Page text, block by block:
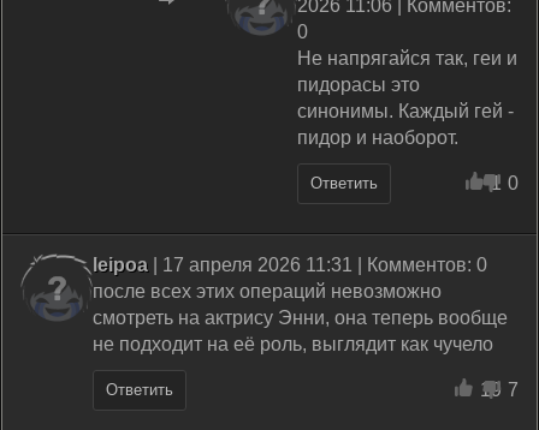
2026 11:06 | Комментов:
0
Не напрягайся так, геи и
пидорасы это
синонимы. Каждый гей -
пидор и наоборот.
Ответить 1 0
leipoa | 17 апреля 2026 11:31 | Комментов: 0
после всех этих операций невозможно
смотреть на актрису Энни, она теперь вообще
не подходит на её роль, выглядит как чучело
Ответить 19 7